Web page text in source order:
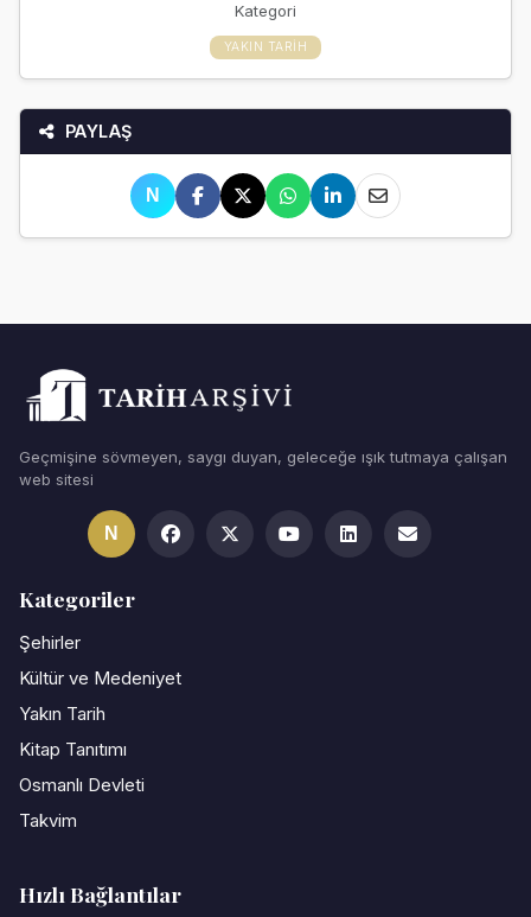
Kategori
YAKIN TARIH
PAYLAŞ
N
Geçmişine sövmeyen, saygı duyan, geleceğe ışık tutmaya çalışan
web sitesi
N
Kategoriler
Şehirler
Kültür ve Medeniyet
Yakın Tarih
Kitap Tanıtımı
Osmanlı Devleti
Takvim
Hızlı Bağlantılar